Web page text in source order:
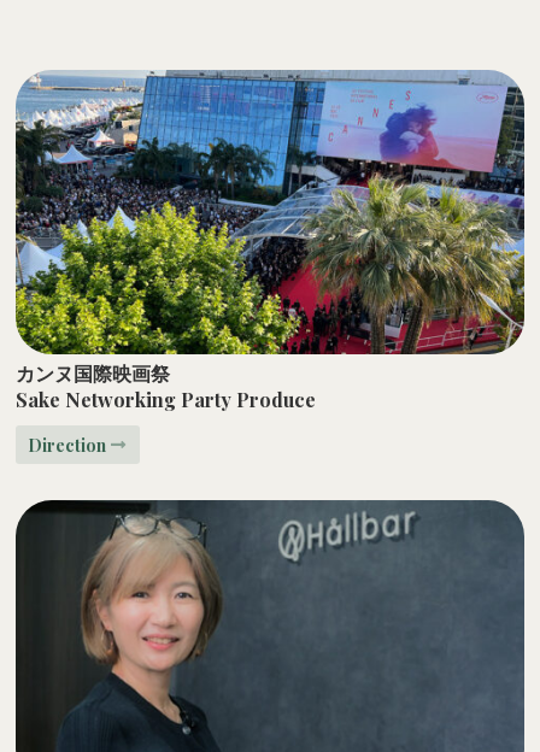
カンヌ国際映画祭
Sake Networking Party Produce
Direction